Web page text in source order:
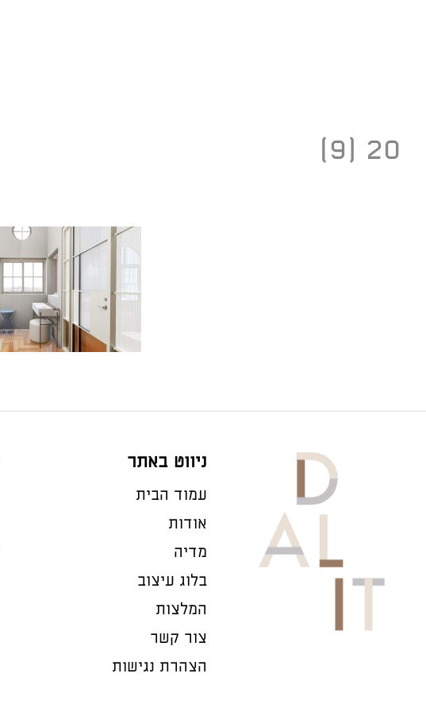
20 (9)
ניווט באתר
עמוד הבית
אודות
מדיה
בלוג עיצוב
המלצות
צור קשר
הצהרת נגישות